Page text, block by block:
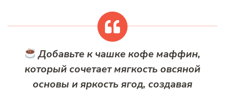
Добавьте к чашке кофе маффин,
который сочетает мягкость овсяной
основы и яркость ягод, создавая